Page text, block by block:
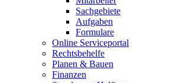
Sachgebiete
Aufgaben
Formulare
Online Serviceportal
Rechtsbehelfe
Planen & Bauen
Finanzen